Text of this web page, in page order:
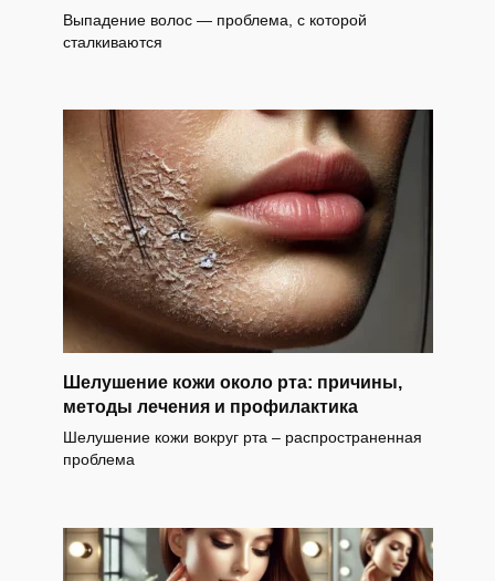
Выпадение волос — проблема, с которой
сталкиваются
Шелушение кожи около рта: причины,
методы лечения и профилактика
Шелушение кожи вокруг рта – распространенная
проблема